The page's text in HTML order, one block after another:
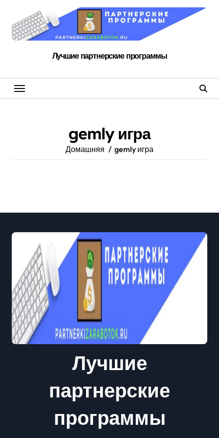
содержанию
Лучшие партнерские программы
gemly игра
Домашняя gemly игра
Лучшие
партнерские
программы